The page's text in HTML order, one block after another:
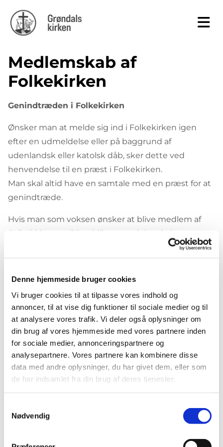
Denne hjemmeside bruger cookies
Vi bruger cookies til at tilpasse vores indhold og
annoncer, til at vise dig funktioner til sociale medier og til
at analysere vores trafik. Vi deler også oplysninger om
din brug af vores hjemmeside med vores partnere inden
for sociale medier, annonceringspartnere og
analysepartnere. Vores partnere kan kombinere disse
data med andre oplysninger, du har givet dem, eller som
de har indsamlet fra din brug af deres tjenester.
Nødvendig
Medlemskab af
Folkekirken
Genindtræden i Folkekirken
Ønsker man at melde sig ind i Folkekirken igen
efter en udmeldelse eller på baggrund af
udenlandsk eller katolsk dåb, sker dette ved
henvendelse til en præst i Folkekirken.
Man skal altid have en samtale med en præst for at
genindtræde.
Hvis man som voksen ønsker at blive medlem af
Folkekirken og ikke tidligere er døbt, skal man
Læs mere om voksendåb her.
Udmeldelse af Folkekirken
En udmeldelse af folkekirken sker ved skriftlig
henvendelse til kirkekontoret.
For kontakt til Grøndals Sogn med
personfølsomme oplysninger, benyt linket til sikker
formular (med NemId):
https://sikkerformular.kirkenettet.dk/contact/form?
Når udmeldelsen træder i kraft, får man tilsendt en